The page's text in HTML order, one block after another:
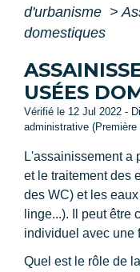
d'urbanisme >
domestiques
USÉES
Vérifié le 12 Jul 2022 -
administrative (Première
L'assainissement a
et le traitement des
des WC) et les
linge...). Il peut être
individuel avec une
Quel est le rôle de